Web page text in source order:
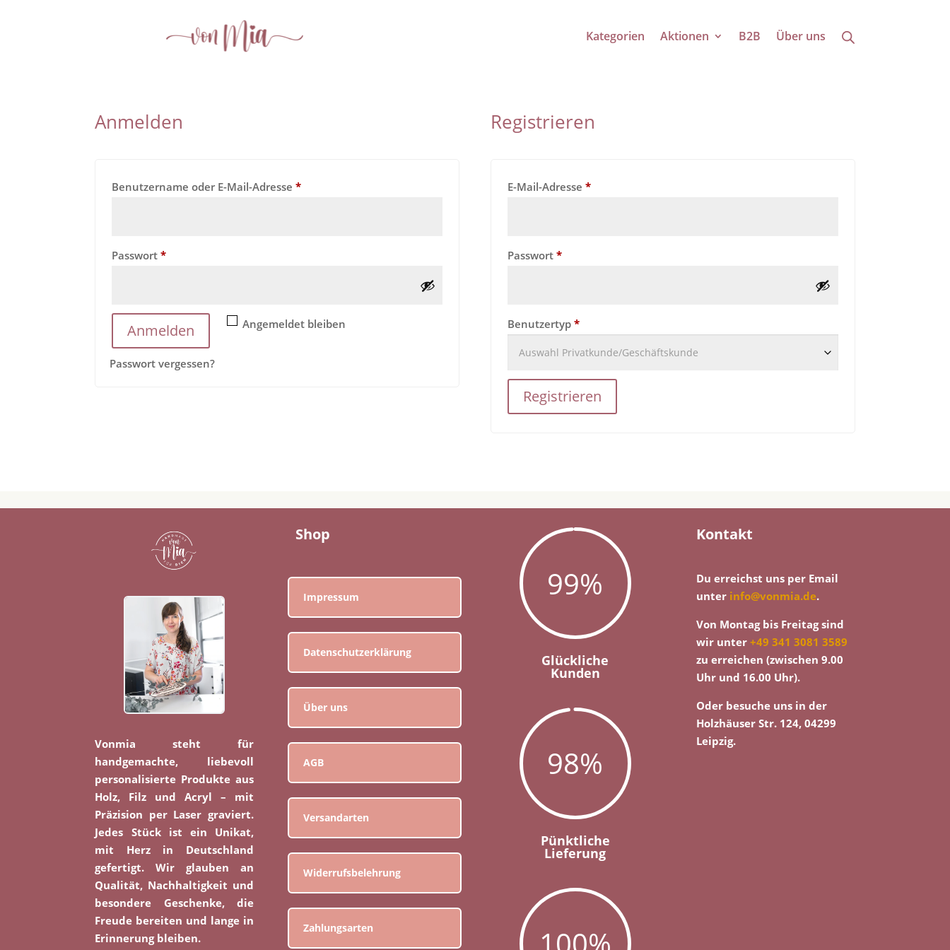
Kategorien Aktionen B2B Über uns
Anmelden
Benutzername oder E-Mail-Adresse*Erforderlich
Passwort*Erforderlich
Angemeldet bleiben
Anmelden
Passwort vergessen?
Registrieren
E-Mail-Adresse *Erforderlich
Passwort *Erforderlich
Benutzertyp *
Registrieren
Vonmia steht für
handgemachte, liebevoll
personalisierte Produkte aus
Holz, Filz und Acryl – mit
Präzision per Laser graviert.
Jedes Stück ist ein Unikat,
mit Herz in Deutschland
gefertigt. Wir glauben an
Qualität, Nachhaltigkeit und
besondere Geschenke, die
Freude bereiten und lange in
Erinnerung bleiben.
Shop
Impressum
Datenschutzerklärung
Über uns
AGB
Versandarten
Widerrufsbelehrung
Zahlungsarten
99%
Glückliche
Kunden
98%
Pünktliche
Lieferung
Kontakt
Du erreichst uns per Email
unter info@vonmia.de.
Von Montag bis Freitag sind
wir unter+49 341 3081 3589
zu erreichen (zwischen 9.00
Uhr und 16.00 Uhr).
Oder besuche uns in der
Holzhäuser Str. 124, 04299
Leipzig.